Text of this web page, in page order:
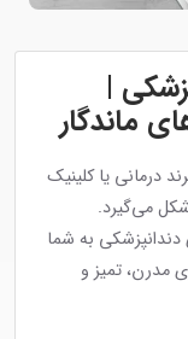
|
ماندگار
درمانی یا کلینیک
می‌گیرد.
به شما
مدرن، تمیز و